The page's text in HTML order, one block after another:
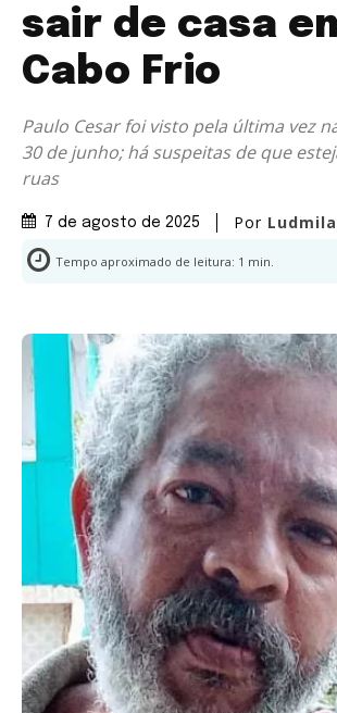
sair de casa
Cabo Frio
Paulo Cesar foi visto pela última vez
30 de junho; há suspeitas de que
ruas
7 de agosto de 2025 Por
Tempo aproximado de leitura: 1 min.